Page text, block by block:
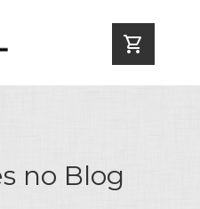
shopping_cart
no Blog